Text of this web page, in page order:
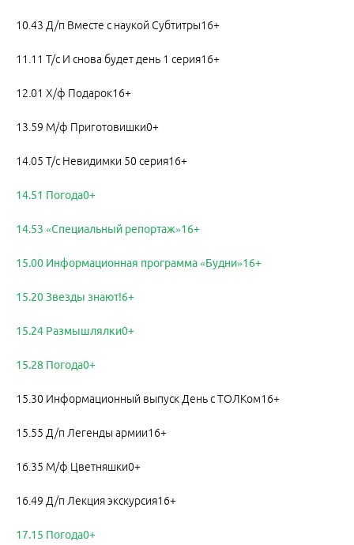
10.43 Д/п Вместе с наукой Субтитры16+
11.11 Т/с И снова будет день 1 серия16+
12.01 Х/ф Подарок16+
13.59 М/ф Приготовишки0+
14.05 Т/с Невидимки 50 серия16+
14.51 Погода0+
14.53 «Специальный репортаж»16+
15.00 Информационная программа «Будни»16+
15.20 Звезды знают!6+
15.24 Размышлялки0+
15.28 Погода0+
15.30 Информационный выпуск День с ТОЛКом16+
15.55 Д/п Легенды армии16+
16.35 М/ф Цветняшки0+
16.49 Д/п Лекция экскурсия16+
17.15 Погода0+